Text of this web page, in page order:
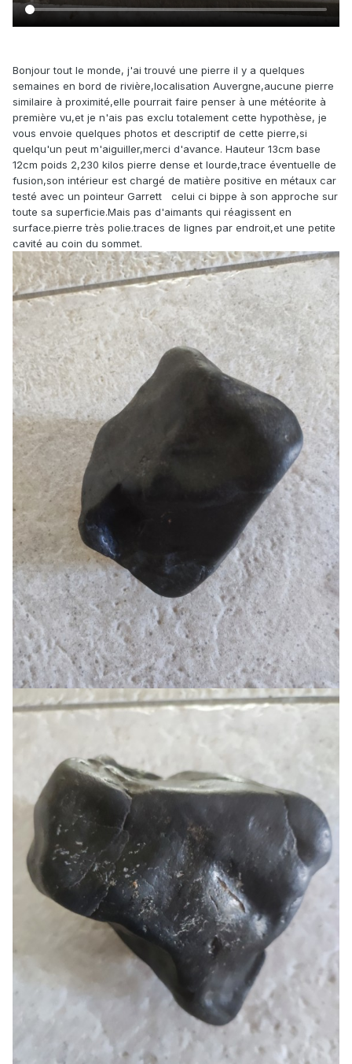
Bonjour tout le monde, j'ai trouvé une pierre il y a quelques
semaines en bord de rivière,localisation Auvergne,aucune pierre
similaire à proximité,elle pourrait faire penser à une météorite à
première vu,et je n'ais pas exclu totalement cette hypothèse, je
vous envoie quelques photos et descriptif de cette pierre,si
quelqu'un peut m'aiguiller,merci d'avance. Hauteur 13cm base
12cm poids 2,230 kilos pierre dense et lourde,trace éventuelle de
fusion,son intérieur est chargé de matière positive en métaux car
testé avec un pointeur Garrett celui ci bippe à son approche sur
toute sa superficie.Mais pas d'aimants qui réagissent en
surface.pierre très polie.traces de lignes par endroit,et une petite
cavité au coin du sommet.